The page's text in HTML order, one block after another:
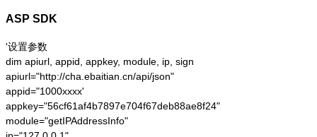
ASP SDK
'设置参数
dim apiurl, appid, appkey, module, ip, sign
apiurl="http://cha.ebaitian.cn/api/json"
appid="1000xxxx'
appkey="56cf61af4b7897e704f67deb88ae8f24"
module="getIPAddressInfo"